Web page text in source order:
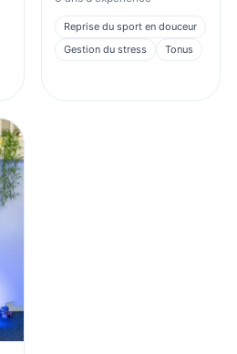
Reprise du sport en douceur
Gestion du stress
Tonus